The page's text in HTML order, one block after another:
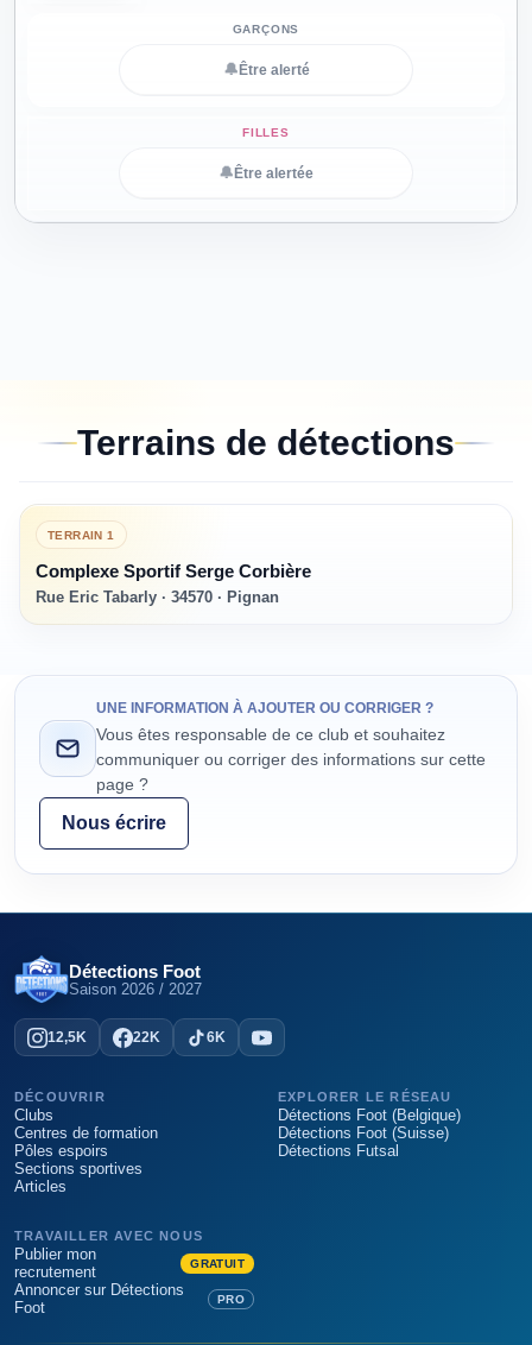
Terrains de détections
TERRAIN1
Complexe Sportif Serge Corbière
Rue Eric Tabarly · 34570 · Pignan
🔔 Être alerté
🔔 Être alertée
UNE INFORMATION À AJOUTER OU CORRIGER ?
Vous êtes responsable de ce club et souhaitez
communiquer ou corriger des informations sur cette
page ?
Nous écrire
Détections Foot
Saison 2026 / 2027
12,5K 22K 6K
DÉCOUVRIR
Clubs
Centres de formation
Pôles espoirs
Sections sportives
Articles
EXPLORER LE RÉSEAU
Détections Foot (Belgique)
Détections Foot (Suisse)
Détections Futsal
TRAVAILLER AVEC NOUS
Publier mon
recrutement
GRATUIT
Annoncer sur Détections
Foot
PRO